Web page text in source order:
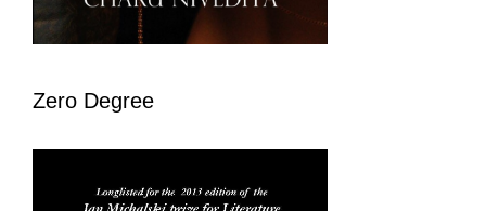
Zero Degree